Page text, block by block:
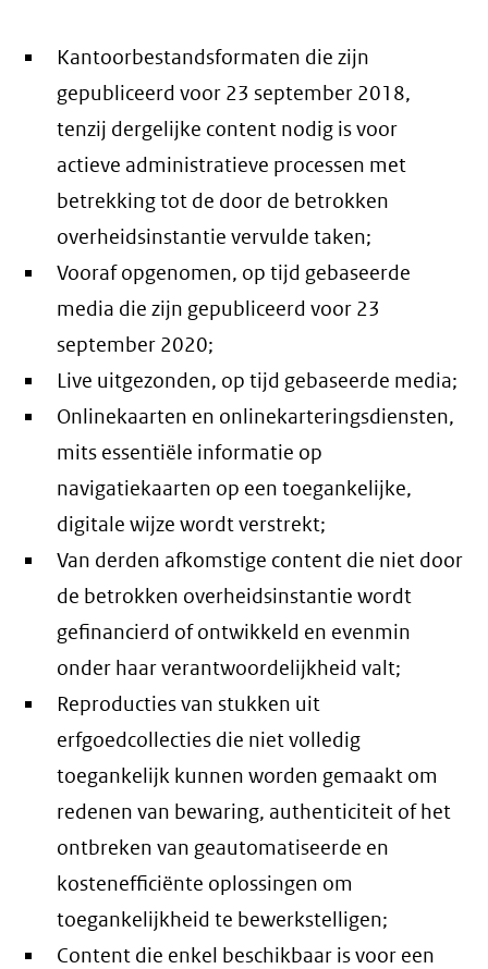
Kantoorbestandsformaten die zijn
gepubliceerd voor 23 september 2018,
tenzij dergelijke content nodig is voor
actieve administratieve processen met
betrekking tot de door de betrokken
overheidsinstantie vervulde taken;
Vooraf opgenomen, op tijd gebaseerde
media die zijn gepubliceerd voor 23
september 2020;
Live uitgezonden, op tijd gebaseerde media;
Onlinekaarten en onlinekarteringsdiensten,
mits essentiële informatie op
navigatiekaarten op een toegankelijke,
digitale wijze wordt verstrekt;
Van derden afkomstige content die niet door
de betrokken overheidsinstantie wordt
gefinancierd of ontwikkeld en evenmin
onder haar verantwoordelijkheid valt;
Reproducties van stukken uit
erfgoedcollecties die niet volledig
toegankelijk kunnen worden gemaakt om
redenen van bewaring, authenticiteit of het
ontbreken van geautomatiseerde en
kostenefficiënte oplossingen om
toegankelijkheid te bewerkstelligen;
Content die enkel beschikbaar is voor een